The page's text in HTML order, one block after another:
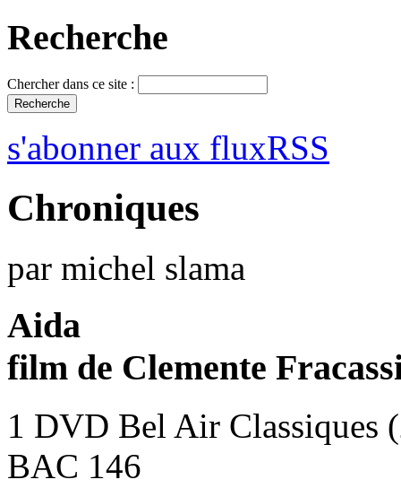
Recherche
Chercher dans ce site :
s'abonner aux fluxRSS
Chroniques
par michel slama
Aida
film de Clemente
1 DVD Bel Air Classiques
BAC 146